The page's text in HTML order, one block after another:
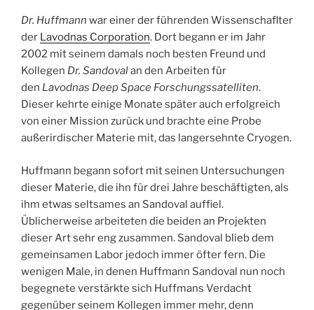
Dr. Huffmann war einer der führenden Wissenschaflter
der Lavodnas Corporation. Dort begann er im Jahr
2002 mit seinem damals noch besten Freund und
Kollegen Dr. Sandovalan den Arbeiten für
den Lavodnas Deep Space Forschungssatelliten.
Dieser kehrte einige Monate später auch erfolgreich
von einer Mission zurück und brachte eine Probe
außerirdischer Materie mit, das langersehnte Cryogen.
Huffmann begann sofort mit seinen Untersuchungen
dieser Materie, die ihn für drei Jahre beschäftigten, als
ihm etwas seltsames an Sandoval auffiel.
Üblicherweise arbeiteten die beiden an Projekten
dieser Art sehr eng zusammen. Sandoval blieb dem
gemeinsamen Labor jedoch immer öfter fern. Die
wenigen Male, in denen Huffmann Sandoval nun noch
begegnete verstärkte sich Huffmans Verdacht
gegenüber seinem Kollegen immer mehr, denn